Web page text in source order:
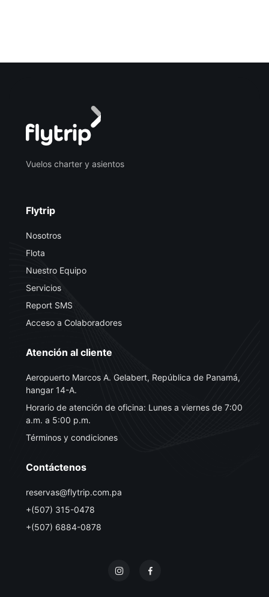
Vuelos charter y asientos
Flytrip
Nosotros
Flota
Nuestro Equipo
Servicios
Report SMS
Acceso a Colaboradores
Atención al cliente
Aeropuerto Marcos A. Gelabert, República de Panamá,
hangar 14-A.
Horario de atención de oficina: Lunes a viernes de 7:00
a.m. a 5:00 p.m.
Términos y condiciones
Contáctenos
reservas@flytrip.com.pa
+(507) 315-0478
+(507) 6884-0878